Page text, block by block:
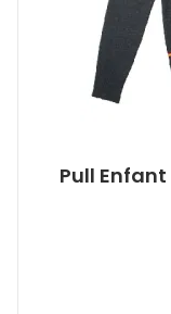
Pull